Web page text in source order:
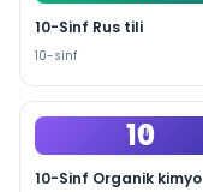
10-Sinf Rus tili
10-sinf
10
PDF
10-Sinf Organik kimyo